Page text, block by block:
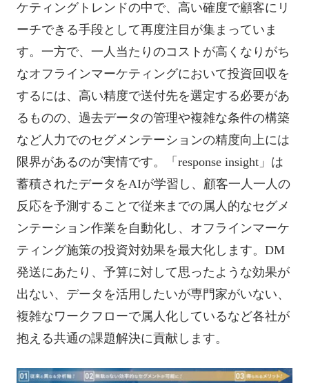
ケティングトレンドの中で、高い確度で顧客にリ
ーチできる手段として再度注目が集まっていま
す。一方で、一人当たりのコストが高くなりがち
なオフラインマーケティングにおいて投資回収を
するには、高い精度で送付先を選定する必要があ
るものの、過去データの管理や複雑な条件の構築
など人力でのセグメンテーションの精度向上には
限界があるのが実情です。「response insight」は
蓄積されたデータをAIが学習し、顧客一人一人の
反応を予測することで従来までの属人的なセグメ
ンテーション作業を自動化し、オフラインマーケ
ティング施策の投資対効果を最大化します。DM
発送にあたり、予算に対して思ったような効果が
出ない、データを活用したいが専門家がいない、
複雑なワークフローで属人化しているなど各社が
抱える共通の課題解決に貢献します。